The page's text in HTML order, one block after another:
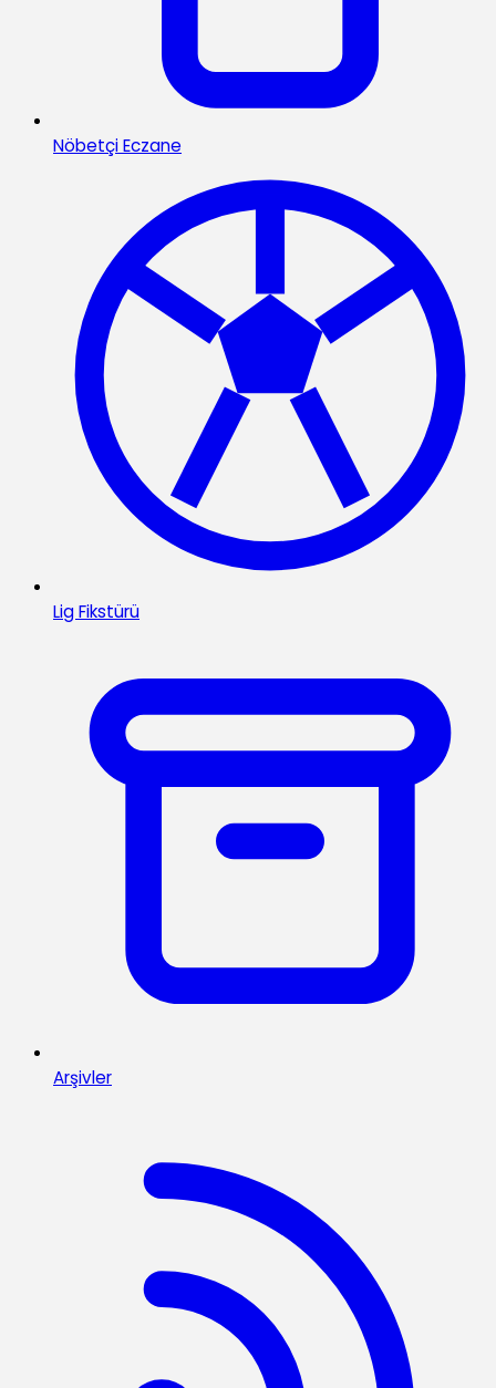
Nöbetçi Eczane
Lig Fikstürü
Arşivler